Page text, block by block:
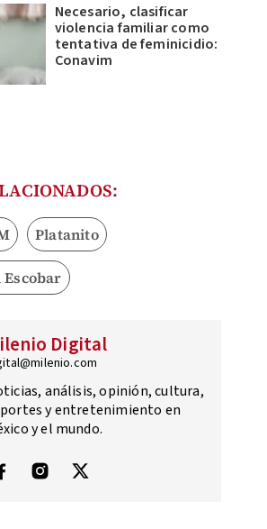
Necesario, clasificar
violencia familiar como
tentativa de feminicidio:
Conavim
Platanito
Digital
análisis, opinión, cultura,
y entretenimiento en
y el mundo.